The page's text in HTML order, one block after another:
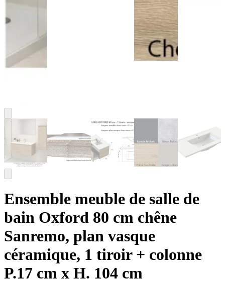
Ensemble meuble de salle de
bain Oxford 80 cm chêne
Sanremo, plan vasque
céramique, 1 tiroir + colonne
P.17 cm x H. 104 cm